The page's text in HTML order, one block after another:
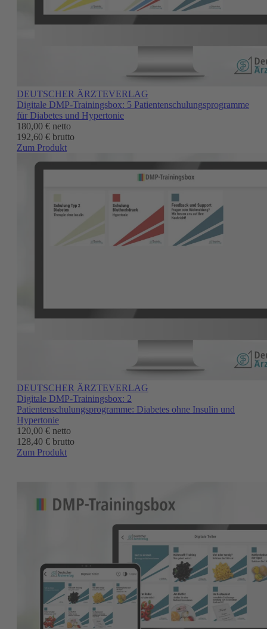
DEUTSCHER ÄRZTEVERLAG
Digitale DMP-Trainingsbox: 5 Patientenschulungsprogramme
für Diabetes und Hypertonie
180,00 € netto
192,60 € brutto
Zum Produkt
DEUTSCHER ÄRZTEVERLAG
Digitale DMP-Trainingsbox: 2
Patientenschulungsprogramme: Diabetes ohne Insulin und
Hypertonie
120,00 € netto
128,40 € brutto
Zum Produkt